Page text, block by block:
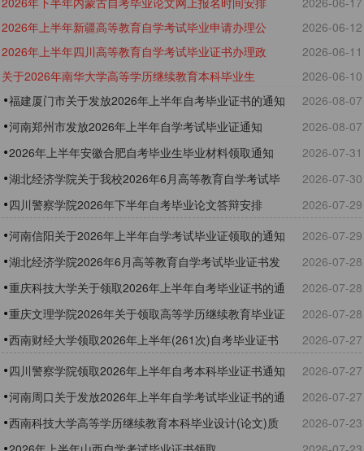
2026年上半年新疆高等教育自学考试毕业申请办理公
告
2026-06-12
2026年上半年四川高等教育自学考试毕业证书办理政
策详解
2026-06-11
关于2026年南华大学高等学历继续教育本科毕业生
（含自考） 学业水平测试的预通知
2026-06-10
福建厦门市关于发放2026年上半年自考毕业证书的通知
2026-08-07
河南郑州市发放2026年上半年自学考试毕业证通知
2026-08-07
2026年上半年安徽合肥自考毕业生毕业材料领取通知
2026-07-31
湖北经济学院关于我校2026年6月高等教育自学考试毕
业证书发放通知
2026-07-30
四川警察学院2026年下半年自考毕业论文答辩安排
2026-07-29
河南信阳关于2026年上半年自学考试毕业证领取的通知
2026-07-29
湖北经济学院2026年6月高等教育自学考试毕业证书发
放通知
2026-07-28
重庆科技大学关于领取2026年上半年自考毕业证书的通
知
2026-07-28
重庆文理学院2026年关于领取高等学历继续教育毕业证
书、档案、学位证书的通知
2026-07-28
西南财经大学领取2026年上半年(261次)自考毕业证书
通知
2026-07-27
四川警察学院领取2026年上半年自考本科毕业证书通知
2026-07-27
河南周口关于发放2026年上半年自学考试毕业证书的通
知
2026-07-27
西南科技大学高等学历继续教育本科毕业设计(论文)质
2026-07-23